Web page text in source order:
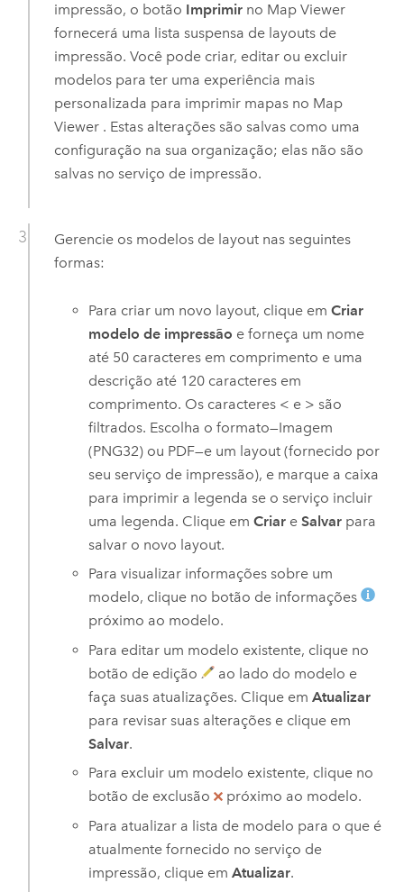
impressão, o botão Imprimirno Map Viewer
fornecerá uma lista suspensa de layouts de
impressão. Você pode criar, editar ou excluir
modelos para ter uma experiência mais
personalizada para imprimir mapas no Map
Viewer. Estas alterações são salvas como uma
configuração na sua organização; elas não são
salvas no serviço de impressão.
Gerencie os modelos de layout nas seguintes
formas:
Para criar um novo layout, clique emCriar
modelo de impressão e forneça um nome
até 50 caracteres em comprimento e uma
descrição até 120 caracteres em
comprimento. Os caracteres < e > são
filtrados. Escolha o formato—Imagem
(PNG32) ou PDF—e um layout (fornecido por
seu serviço de impressão), e marque a caixa
para imprimir a legenda se o serviço incluir
uma legenda. Clique emCriar eSalvar para
salvar o novo layout.
Para visualizar informações sobre um
modelo, clique no botão de informações
próximo ao modelo.
Para editar um modelo existente, clique no
botão de edição
ao lado do modelo e
faça suas atualizações. Clique emAtualizar
para revisar suas alterações e clique em
Salvar.
Para excluir um modelo existente, clique no
botão de exclusão
próximo ao modelo.
Para atualizar a lista de modelo para o que é
atualmente fornecido no serviço de
impressão, clique emAtualizar.